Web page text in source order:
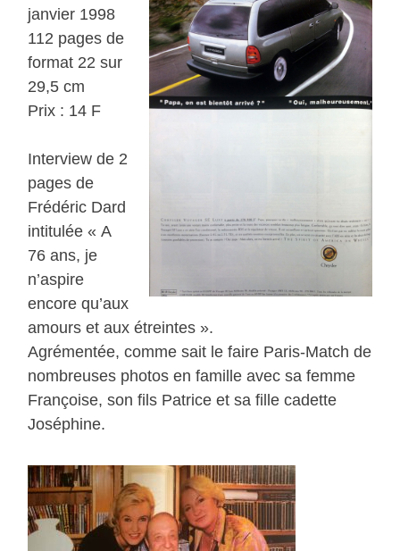
janvier 1998
112 pages de
format 22 sur
29,5 cm
Prix : 14 F
Interview de 2
pages de
Frédéric Dard
intitulée « A
76 ans, je
n’aspire
encore qu’aux
amours et aux étreintes ».
Agrémentée, comme sait le faire Paris-Match de
nombreuses photos en famille avec sa femme
Françoise, son fils Patrice et sa fille cadette
Joséphine.